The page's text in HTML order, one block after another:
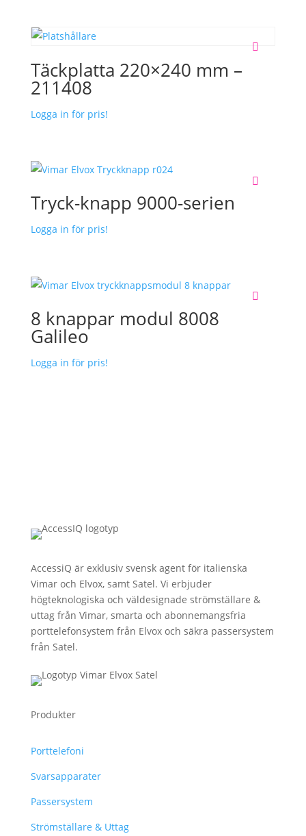
Täckplatta 220×240 mm –
211408
Logga in för pris!
Tryck-knapp 9000-serien
Logga in för pris!
8 knappar modul 8008
Galileo
Logga in för pris!
AccessiQ är exklusiv svensk agent för italienska
Vimar och Elvox, samt Satel. Vi erbjuder
högteknologiska och väldesignade strömställare &
uttag från Vimar, smarta och abonnemangsfria
porttelefonsystem från Elvox och säkra passersystem
från Satel.
Produkter
Porttelefoni
Svarsapparater
Passersystem
Strömställare & Uttag